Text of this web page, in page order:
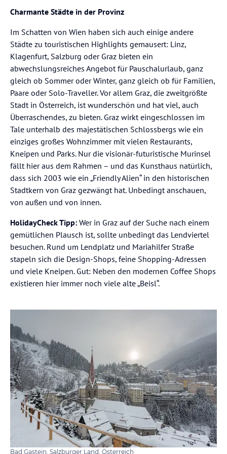
Charmante Städte in der Provinz
Im Schatten von Wien haben sich auch einige andere
Städte zu touristischen Highlights gemausert: Linz,
Klagenfurt, Salzburg oder Graz bieten ein
abwechslungsreiches Angebot für Pauschalurlaub, ganz
gleich ob Sommer oder Winter, ganz gleich ob für Familien,
Paare oder Solo-Traveller. Vor allem Graz, die zweitgrößte
Stadt in Österreich, ist wunderschön und hat viel, auch
Überraschendes, zu bieten. Graz wirkt eingeschlossen im
Tale unterhalb des majestätischen Schlossbergs wie ein
einziges großes Wohnzimmer mit vielen Restaurants,
Kneipen und Parks. Nur die visionär-futuristische Murinsel
fällt hier aus dem Rahmen – und das Kunsthaus natürlich,
dass sich 2003 wie ein „Friendly Alien“ in den historischen
Stadtkern von Graz gezwängt hat. Unbedingt anschauen,
von außen und von innen.
HolidayCheck Tipp: Wer in Graz auf der Suche nach einem
gemütlichen Plausch ist, sollte unbedingt das Lendviertel
besuchen. Rund um Lendplatz und Mariahilfer Straße
stapeln sich die Design-Shops, feine Shopping-Adressen
und viele Kneipen. Gut: Neben den modernen Coffee Shops
existieren hier immer noch viele alte „Beisl“.
Bad Gastein, Salzburger Land, Österreich